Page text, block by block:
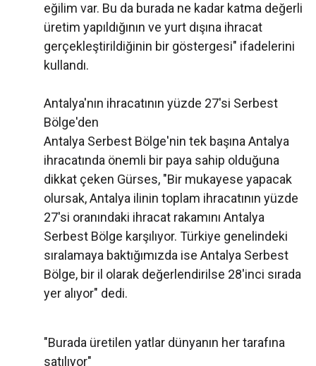
eğilim var. Bu da burada ne kadar katma değerli
üretim yapıldığının ve yurt dışına ihracat
gerçekleştirildiğinin bir göstergesi" ifadelerini
kullandı.
Antalya'nın ihracatının yüzde 27'si Serbest
Bölge'den
Antalya Serbest Bölge'nin tek başına Antalya
ihracatında önemli bir paya sahip olduğuna
dikkat çeken Gürses, "Bir mukayese yapacak
olursak, Antalya ilinin toplam ihracatının yüzde
27'si oranındaki ihracat rakamını Antalya
Serbest Bölge karşılıyor. Türkiye genelindeki
sıralamaya baktığımızda ise Antalya Serbest
Bölge, bir il olarak değerlendirilse 28'inci sırada
yer alıyor" dedi.
"Burada üretilen yatlar dünyanın her tarafına
satılıyor"